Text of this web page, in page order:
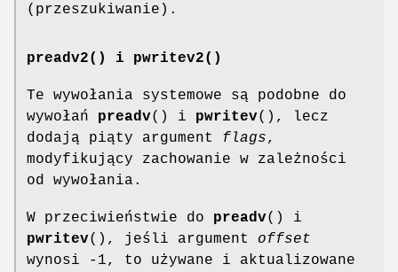
(przeszukiwanie).
preadv2() i pwritev2()
Te wywołania systemowe są podobne do
wywołań preadv() i pwritev(), lecz
dodają piąty argument flags,
modyfikujący zachowanie w zależności
od wywołania.
W przeciwieństwie do preadv() i
pwritev(), jeśli argument offset
wynosi -1, to używane i aktualizowane